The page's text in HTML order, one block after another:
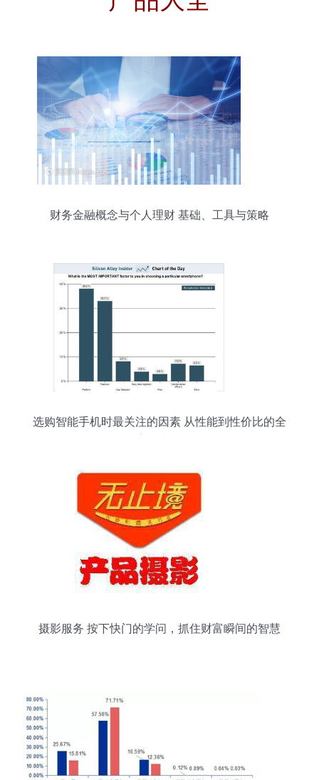
财务金融概念与个人理财 基础、工具与策略
选购智能手机时最关注的因素 从性能到性价比的全
摄影服务 按下快门的学问，抓住财富瞬间的智慧